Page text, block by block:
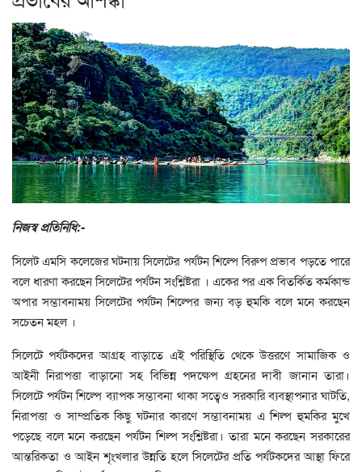
নিজস্ব প্রতিনিধি:-
সিলেট এমসি কলেজের ঘটনায় সিলেটের পর্যটন শিল্পে বিরুপ প্রভাব পড়তে পারে
বলে ধারণা করছেন সিলেটের পর্যটন সংশ্লিষ্টরা । একের পর এক বিতর্কিত কর্মকান্ড
অপার সম্ভাবনাময় সিলেটের পর্যটন শিল্পের জন্য বড় হুমকি বলে মনে করছেন
সচেতন মহল ।
সিলেটে পর্যটকদের আগ্রহ বাড়াতে এই পরিস্থিতি থেকে উত্তরণে সামাজিক ও
আইনী নিরাপত্তা বাড়ানো সহ বিভিন্ন পদক্ষেপ গ্রহনের দাবী জানান তারা।
সিলেটে পর্যটন শিল্পে ব্যাপক সম্ভাবনা থাকা সত্বেও সরকারি ব্যবস্থাপনার ঘাটতি,
নিরাপত্তা ও সাম্প্রতিক কিছু ঘটনার কারণে সম্ভাবনাময় এ শিল্প হুমকির মুখে
পড়েছে বলে মনে করছেন পর্যটন শিল্প সংশ্লিষ্টরা। তারা মনে করছেন সরকারের
আন্তরিকতা ও আইন শৃংখলার উন্নতি হলে সিলেটের প্রতি পর্যটকদের আস্থা ফিরে